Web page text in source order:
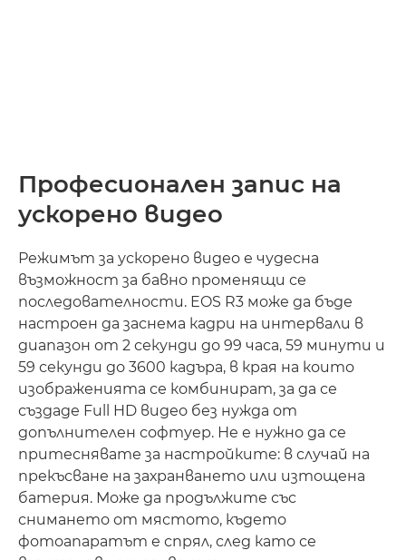
Професионален запис на
ускорено видео
Режимът за ускорено видео е чудесна
възможност за бавно променящи се
последователности. EOS R3 може да бъде
настроен да заснема кадри на интервали в
диапазон от 2 секунди до 99 часа, 59 минути и
59 секунди до 3600 кадъра, в края на които
изображенията се комбинират, за да се
създаде Full HD видео без нужда от
допълнителен софтуер. Не е нужно да се
притеснявате за настройките: в случай на
прекъсване на захранването или изтощена
батерия. Може да продължите със
снимането от мястото, където
фотоапаратът е спрял, след като се